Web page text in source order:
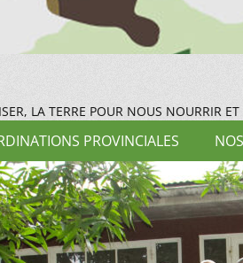
LA TERRE POUR NOUS NOURRIR
PROVINCIALES